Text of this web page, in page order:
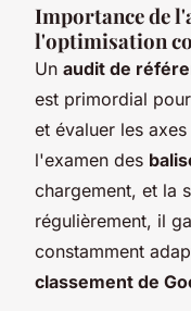
Importance de
l'optimisation
Un audit de
est primordial
et évaluer les
l'examen des
chargement, et la
régulièrement, il
constamment
classement de